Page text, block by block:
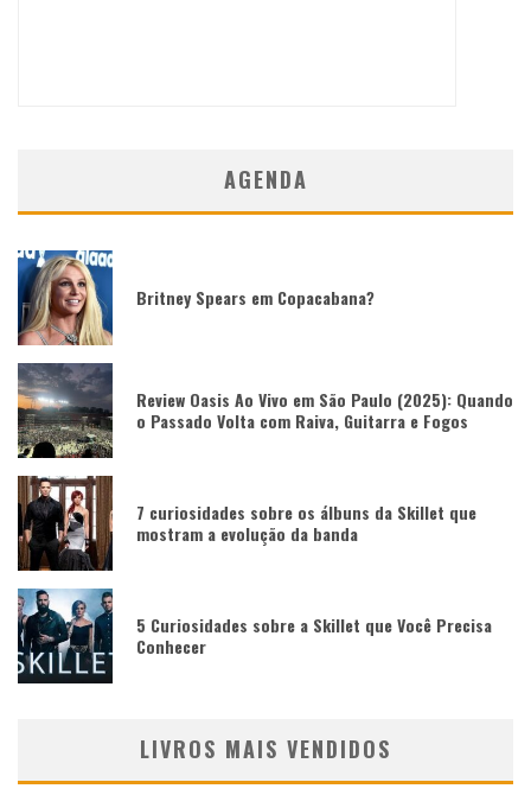
AGENDA
Britney Spears em Copacabana?
Review Oasis Ao Vivo em São Paulo (2025): Quando
o Passado Volta com Raiva, Guitarra e Fogos
7 curiosidades sobre os álbuns da Skillet que
mostram a evolução da banda
5 Curiosidades sobre a Skillet que Você Precisa
Conhecer
LIVROS MAIS VENDIDOS